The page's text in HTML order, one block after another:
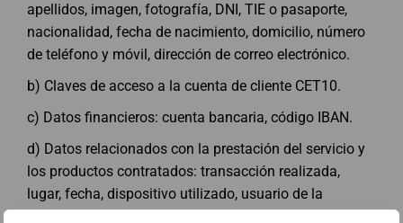
apellidos, imagen, fotografía, DNI, TIE o pasaporte,
nacionalidad, fecha de nacimiento, domicilio, número
de teléfono y móvil, dirección de correo electrónico.
b) Claves de acceso a la cuenta de cliente CET10.
c) Datos financieros: cuenta bancaria, código IBAN.
d) Datos relacionados con la prestación del servicio y
los productos contratados: transacción realizada,
lugar, fecha, dispositivo utilizado, usuario de la